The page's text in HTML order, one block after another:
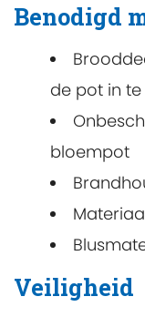
Benodigd
de pot in
bloempot
Veiligheid